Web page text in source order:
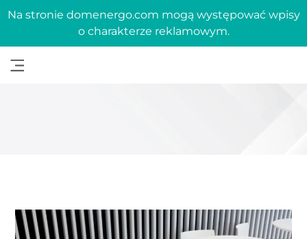
Na stronie domenergo.com mogą występować wpisy
o charakterze reklamowym.